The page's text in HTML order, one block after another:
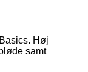
Høj
samt